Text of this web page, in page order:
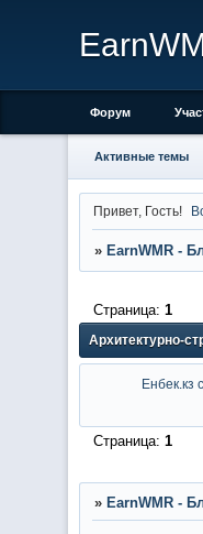
Форум
Активные темы
Привет, Гость!
» EarnWMR -
Архитектурно-
Страница: 1
Енбек.кз
Страница: 1
» EarnWMR -